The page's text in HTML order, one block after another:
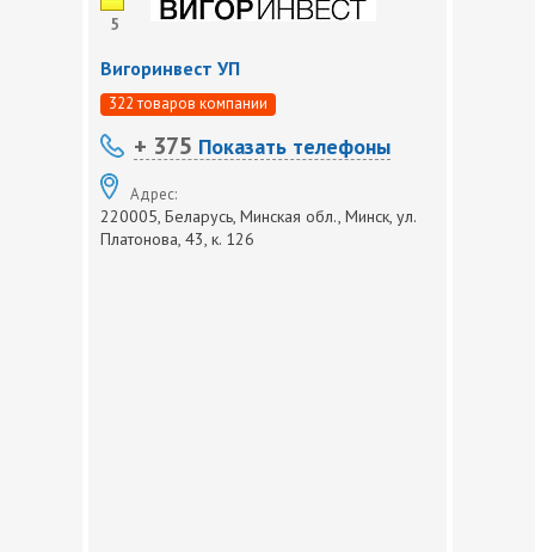
5
Вигоринвест УП
322 товаров компании
+ 375 Показать телефоны
Адрес:
220005, Беларусь, Минская обл., Минск, ул.
Платонова, 43, к. 126